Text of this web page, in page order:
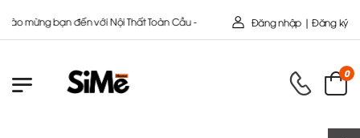
ty cổ Phần SIMEHOME Đăng nhập | Đăng ký
0